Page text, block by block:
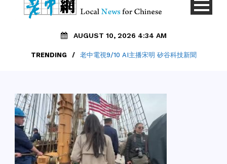
AUGUST 10, 2026 4:34 AM
TRENDING / 老中電視9/10 AI主播宋明 矽谷科技新聞